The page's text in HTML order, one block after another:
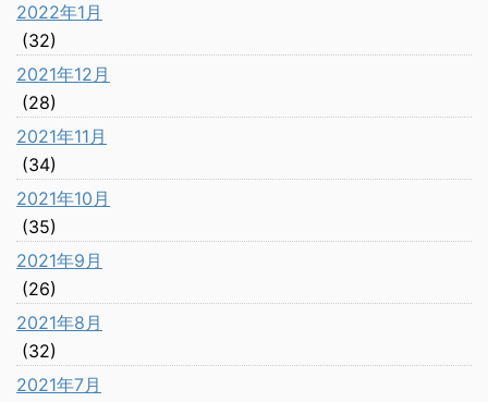
2022年1月
(32)
2021年12月
(28)
2021年11月
(34)
2021年10月
(35)
2021年9月
(26)
2021年8月
(32)
2021年7月